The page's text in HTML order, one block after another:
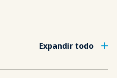
Expandir todo